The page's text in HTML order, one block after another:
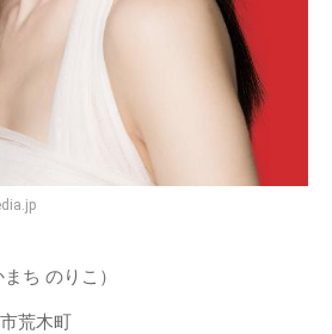
ち のりこ）
荒木町